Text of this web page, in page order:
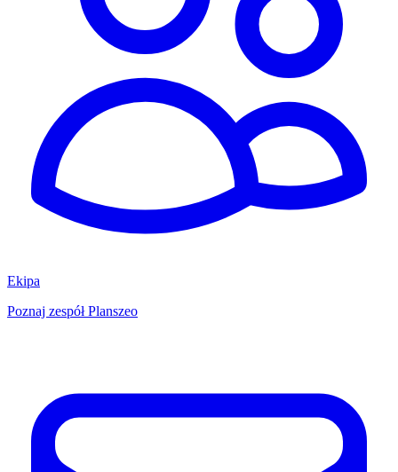
Ekipa
Poznaj zespół Planszeo